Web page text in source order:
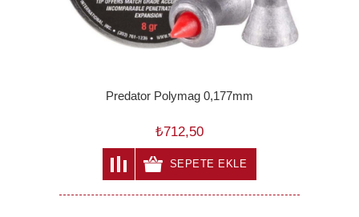
Predator Polymag 0,177mm
₺712,50
SEPETE EKLE